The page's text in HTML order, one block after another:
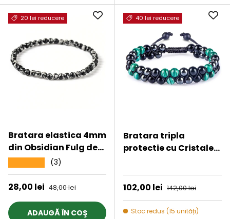
20 lei reducere
Bratara elastica 4mm
din Obsidian Fulg de
Nea - Protectie si
Echilibru
(3)
Preț de vânzare
28,00 lei Preț obișnuit
48,00 lei
ADAUGĂ ÎN COŞ
40 lei reducere
Bratara tripla
protectie cu Cristale
Obsidian Negru si
Pietre Hematit -
Bijuterie Autentica de
Vindecare pentru
Preț de vânzare
102,00 lei Preț obișnuit
142,00 lei
Stoc redus (15 unități)